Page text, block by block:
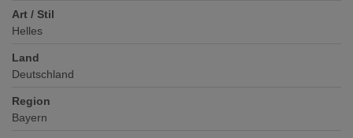
Art / Stil
Helles
Land
Deutschland
Region
Bayern